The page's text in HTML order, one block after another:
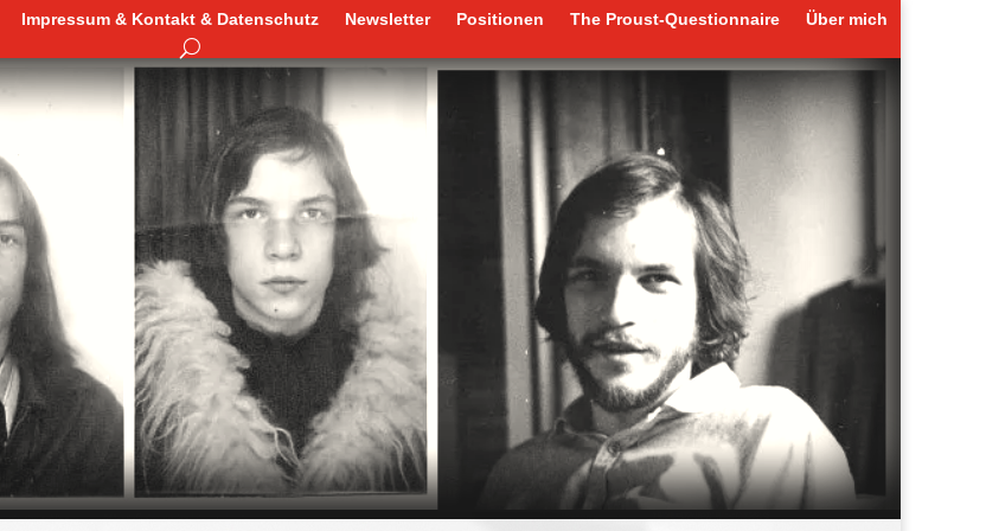
Impressum & Kontakt & Datenschutz Newsletter Positionen The Proust-Questionnaire Über mich
Impressum & Kontakt & Datenschutz Newsletter Positionen The Proust-Questionnaire Über mich